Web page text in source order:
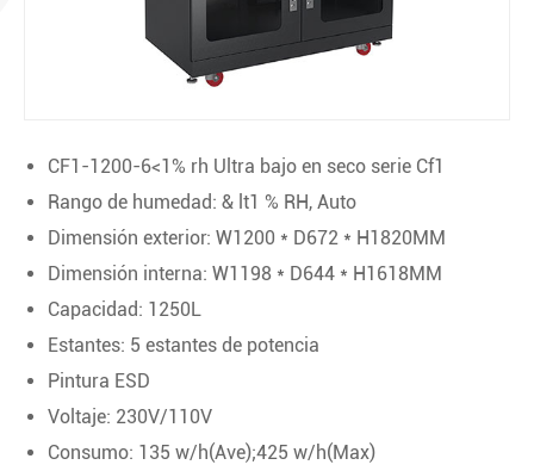
CF1-1200-6<1% rh Ultra bajo en seco serie Cf1
Rango de humedad: & lt1 % RH, Auto
Dimensión exterior: W1200 * D672 * H1820MM
Dimensión interna: W1198 * D644 * H1618MM
Capacidad: 1250L
Estantes: 5 estantes de potencia
Pintura ESD
Voltaje: 230V/110V
Consumo: 135 w/h(Ave);425 w/h(Max)